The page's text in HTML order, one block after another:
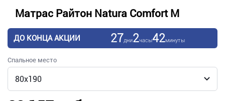
Матрас Райтон Natura Comfort M
ДО КОНЦА АКЦИИ 27дни2часы42минуты
Спальное место